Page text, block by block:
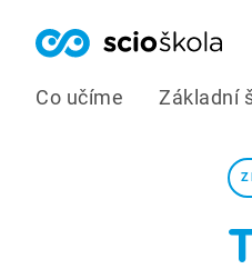
Co učíme Základní